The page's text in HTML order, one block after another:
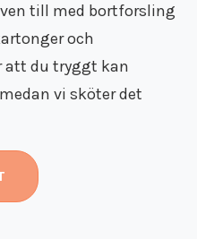
till med bortforsling
och
att du tryggt kan
vi sköter det